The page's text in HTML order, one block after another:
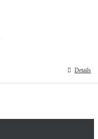
Details